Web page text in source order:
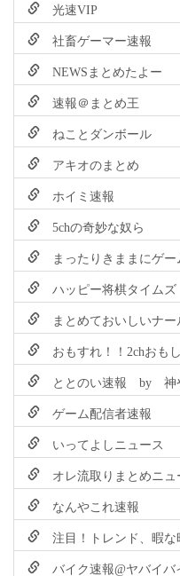
光速VIP
社畜ゲーマー速報
NEWSまとめたよー
速報＠まとめ王
ねことダンボール
アキオのまとめ
ホイミ速報
5chの奇妙な奴ら
まったりきままにゲー
ハッピー将棋タイムズ
まとめておいしいナー
おもすれ！！2chおも
ととのい速報 by 神
ゲーム配信者速報
いってよしニュース
オレ流取りまとめニュ
なんやこれ速報
注目！トレンド、暇な
バイク速報@ヤバイバ